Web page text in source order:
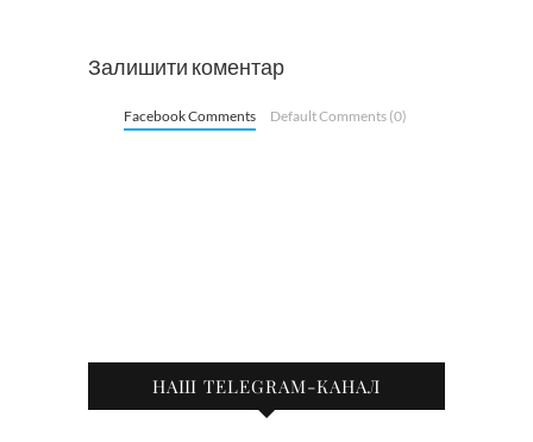
Залишити коментар
Facebook Comments Default Comments (0)
НАШ TELEGRAM-КАНАЛ